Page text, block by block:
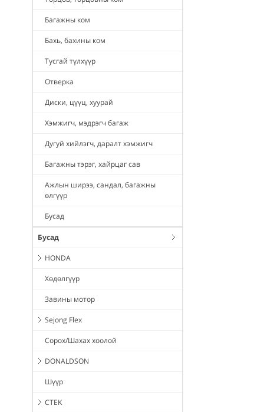
Багажны ком
Бахь, бахины ком
Тусгай түлхүүр
Отверка
Диски, цүүц, хуурай
Хэмжигч, мэдрэгч багаж
Дугуй хийлэгч, даралт хэмжигч
Багажны тэрэг, хайрцаг сав
Ажлын ширээ, сандал, багажны
өлгүүр
Бусад
Бусад
HONDA
Хөдөлгүүр
Завины мотор
Sejong Flex
Сорох/Шахах хоолой
DONALDSON
Шүүр
CTEK